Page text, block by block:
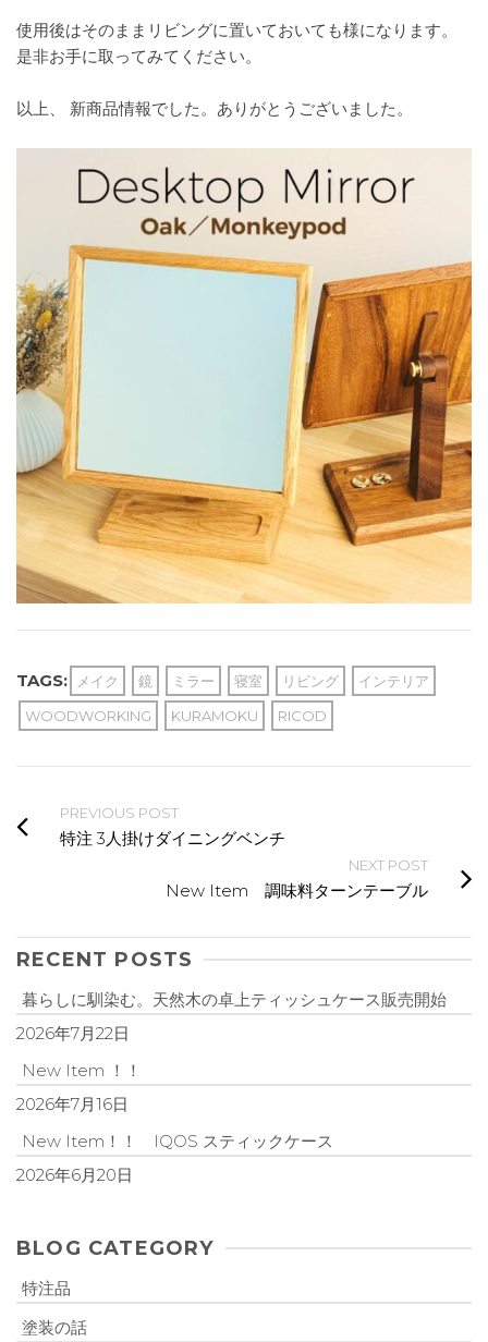
使用後はそのままリビングに置いておいても様になります。
是非お手に取ってみてください。
以上、 新商品情報でした。ありがとうございました。
TAGS: メイク 鏡 ミラー 寝室 リビング
インテリア
WOODWORKING
KURAMOKU RICOD
PREVIOUS POST
特注 3人掛けダイニングベンチ
NEXT POST
New Item 調味料ターンテーブル
RECENT POSTS
暮らしに馴染む。天然木の卓上ティッシュケース販売開始
2026年7月22日
New Item ！！
2026年7月16日
New Item！！ IQOS スティックケース
2026年6月20日
BLOG CATEGORY
特注品
塗装の話